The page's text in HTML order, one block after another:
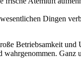
Dingen
Betriebsamkeit